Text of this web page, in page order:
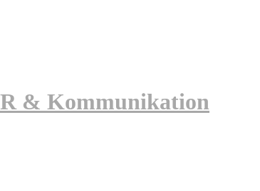
& Kommunikation